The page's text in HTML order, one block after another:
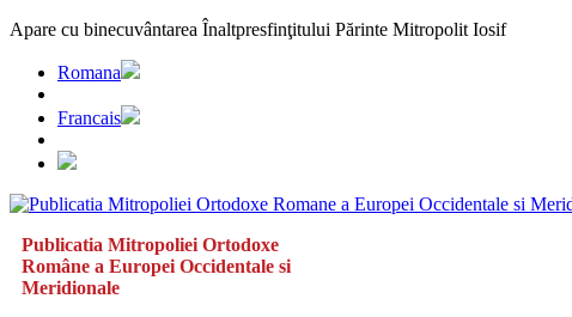
Apare cu binecuvântarea Înaltpresfinţitului Părinte Mitropolit Iosif
Romana
Francais
Publicatia Mitropoliei Ortodoxe
Române a Europei Occidentale si
Meridionale